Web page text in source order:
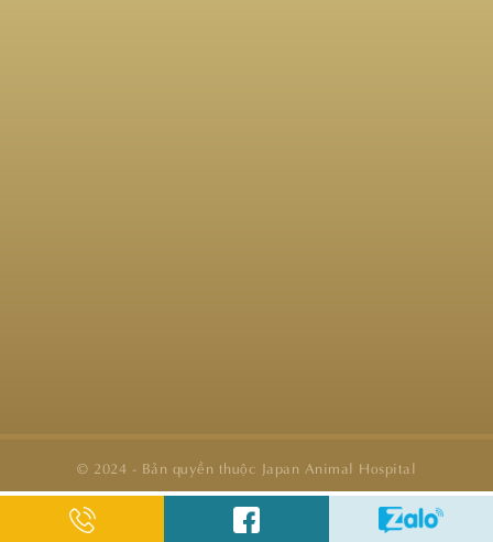
© 2024 - Bản quyền thuộc Japan Animal Hospital